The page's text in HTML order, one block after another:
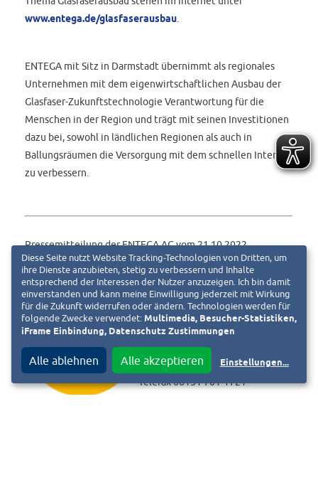
www.entega.de/glasfaserausbau
ENTEGA mit Sitz in Darmstadt übernimmt als regionales
Unternehmen mit dem eigenwirtschaftlichen Ausbau der
Glasfaser-Zukunftstechnologie Verantwortung für die
Menschen in der Region und trägt mit seinen Investitionen
dazu bei, sowohl in ländlichen Regionen als auch in
Ballungsräumen die Versorgung mit dem schnellen Internet
zu verbessern.
Pressemitteilung der ENTEGA AG vom 21.10.2022
Michael Ortmanns
Unternehmenskommunikation
ENTEGA AG · Frankfurter Straße
110 · 64293 Darmstadt
Telefon 06151 701-2000
Telefax 06151 701-1721
Diese Seite nutzt Website Tracking-Technologien von Dritten, um
ihre Dienste anzubieten, stetig zu verbessern und Inhalte
entsprechend der Interessen der Nutzer anzuzeigen. Ich bin damit
einverstanden und kann meine Einwilligung jederzeit mit Wirkung
für die Zukunft widerrufen oder ändern. Technologien werden für
folgende Zwecke verwendet: Multimedia, Besucher-Statistiken,
iFrame Einbindung, Datenschutz Zustimmungen
Alle ablehnen Alle akzeptieren Einstellungen...